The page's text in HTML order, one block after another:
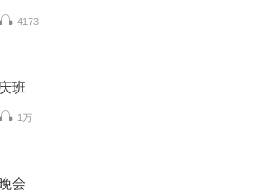
4173
班
1万
会